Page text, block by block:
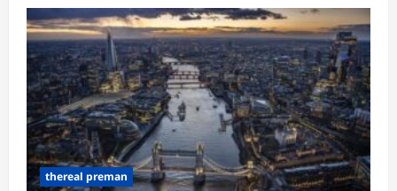
Putin
Terus
Tebar
Ancaman,
4
Negara
ini
Memiliki
Bunker
Nuklir
Teraman
di
Eropa
thereal preman